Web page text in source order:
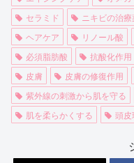
セラミド
ニキビの治療
ヘアケア
リノール酸
必須脂肪酸
抗酸化作用
皮膚
皮膚の修復作用
紫外線の刺激から肌を守る
肌を柔らかくする
頭皮